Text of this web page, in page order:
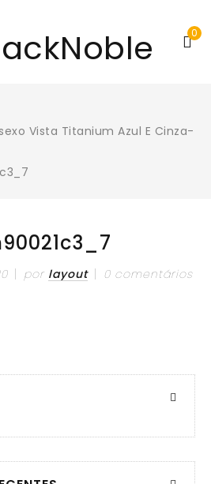
0
Vista Titanium Azul E Cinza-
por layout 0 comentários